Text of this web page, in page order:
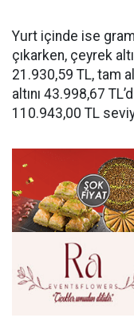
Yurt içinde ise
çıkarken, çeyrek
21.930,59 TL, tam
altını 43.998,67
110.943,00 TL